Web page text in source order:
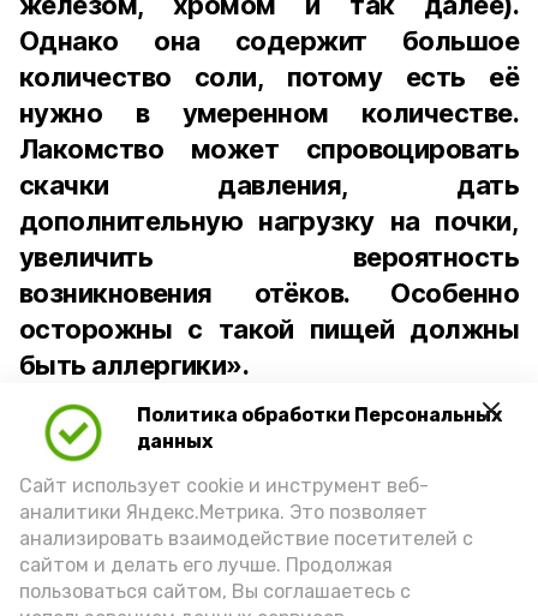
Политика обработки Персональных
данных
Сайт использует cookie и инструмент веб-
аналитики Яндекс.Метрика. Это позволяет
анализировать взаимодействие посетителей с
сайтом и делать его лучше. Продолжая
пользоваться сайтом, Вы соглашаетесь с
Однако она содержит большое
количество соли, потому есть её
нужно в умеренном количестве.
Лакомство может спровоцировать
скачки давления, дать
дополнительную нагрузку на почки,
увеличить вероятность
возникновения отёков. Особенно
осторожны с такой пищей должны
быть аллергики».
Для взрослого человека безопасной
порцией икры считается 30-50 граммов
(2-3 ложки). При этом следует обратить
внимание на хлеб, с которым она
подаётся: лучше выбирать
цельнозерновой, с мукой грубого